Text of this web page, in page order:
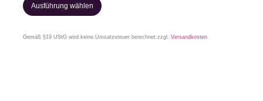
Ausführung wählen
Gemäß §19 UStG wird keine Umsatzsteuer berechnet.zzgl. Versandkosten